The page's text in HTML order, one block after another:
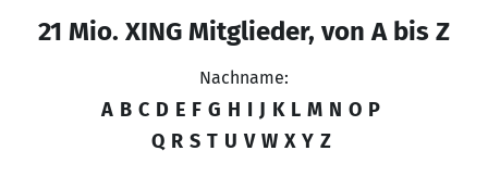
21 Mio. XING Mitglieder, von A bis Z
Nachname:
A B C D E F G H I J K L M N O P
Q R S T U V W X Y Z